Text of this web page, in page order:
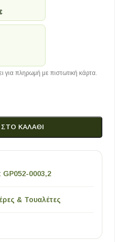
για πληρωμή με πιστωτική κάρτα.
ΚΑΛΆΘΙ
GP052-0003,2
& Τουαλέτες